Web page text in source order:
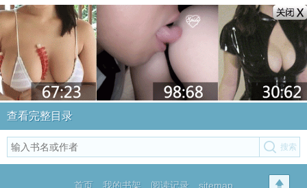
查看完整目录
首页 我的书架 阅读记录 sitemap